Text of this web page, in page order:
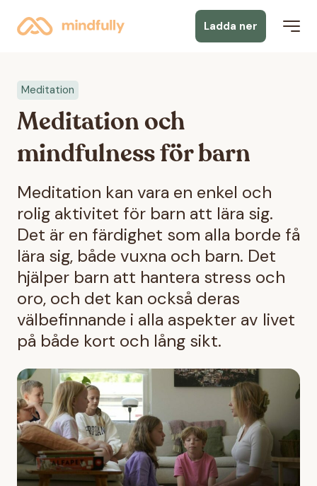
Ladda ner
Meditation
Meditation och
mindfulness för barn
Meditation kan vara en enkel och
rolig aktivitet för barn att lära sig.
Det är en färdighet som alla borde få
lära sig, både vuxna och barn. Det
hjälper barn att hantera stress och
oro, och det kan också deras
välbefinnande i alla aspekter av livet
på både kort och lång sikt.